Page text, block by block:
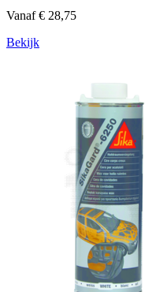
Vanaf € 28,75
Bekijk